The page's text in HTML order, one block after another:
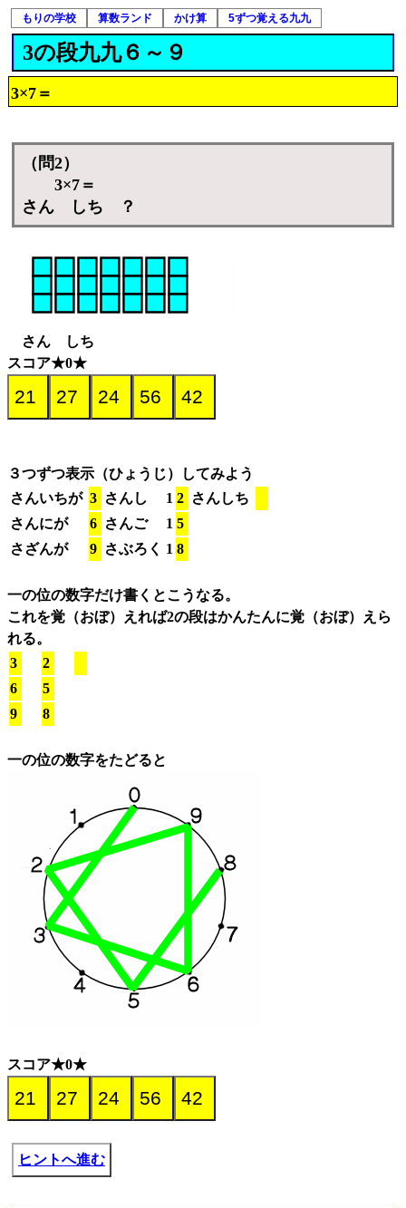
もりの学校 算数ランド かけ算 5ずつ覚える九九
3の段九九６～９
3×7＝
（問2）
3×7＝
さん しち ？
さん しち
スコア★0★
３つずつ表示（ひょうじ）してみよう
さんいちが 3 さんし 1 2 さんしち
さんにが
6 さんご 1 5
さざんが
9 さぶろく 1 8
一の位の数字だけ書くとこうなる。
これを覚（おぼ）えれば2の段はかんたんに覚（おぼ）えら
れる。
3
2
6
5
9
8
一の位の数字をたどると
スコア★0★
ヒントへ進む